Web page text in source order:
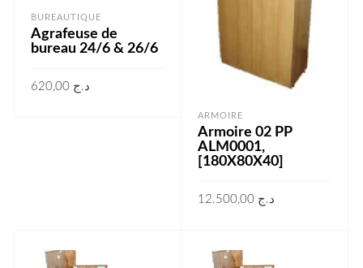
BUREAUTIQUE
Agrafeuse de
bureau 24/6 & 26/6
د.ج 620,00
ARMOIRE
Armoire 02 PP
ALM0001,
[180X80X40]
د.ج